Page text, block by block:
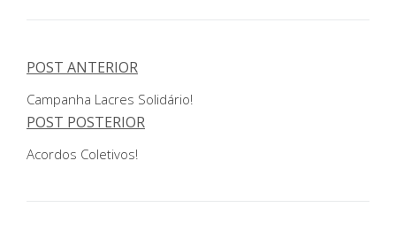
POST ANTERIOR
Campanha Lacres Solidário!
POST POSTERIOR
Acordos Coletivos!